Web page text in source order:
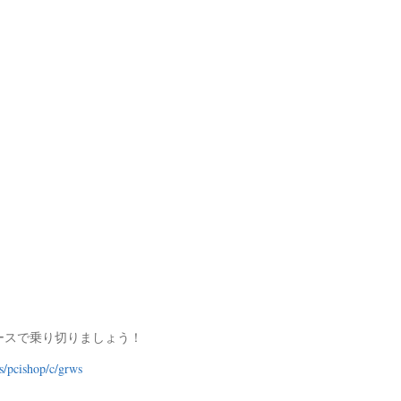
で乗り切りましょう！
pcishop/c/grws